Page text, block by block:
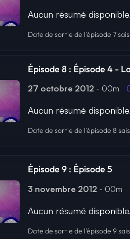
Aucun résumé disponible.
Date de sortie de l'épisode 7
Épisode 8 : Épisode 4 -
27 octobre 2012 - 00m
Aucun résumé disponible.
Date de sortie de l'épisode 8
Épisode 9 : Épisode 5
3 novembre 2012 - 00m
Aucun résumé disponible.
Date de sortie de l'épisode 9